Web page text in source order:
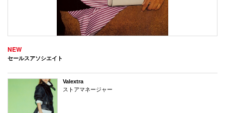
NEW
セールスアソシエイト
Valextra
ストアマネージャー